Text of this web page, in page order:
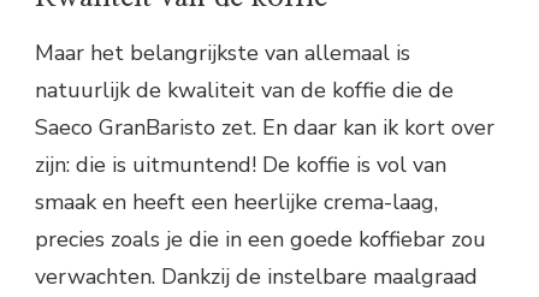
Maar het belangrijkste van allemaal is
natuurlijk de kwaliteit van de koffie die de
Saeco GranBaristo zet. En daar kan ik kort over
zijn: die is uitmuntend! De koffie is vol van
smaak en heeft een heerlijke crema-laag,
precies zoals je die in een goede koffiebar zou
verwachten. Dankzij de instelbare maalgraad